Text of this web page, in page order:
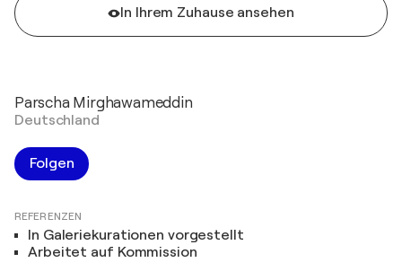
In Ihrem Zuhause ansehen
Parscha Mirghawameddin
Deutschland
Folgen
REFERENZEN
In Galeriekurationen vorgestellt
Arbeitet auf Kommission